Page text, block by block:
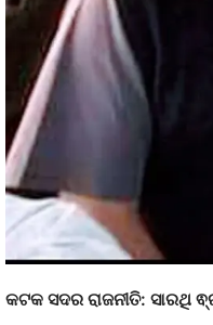
କଟକ ସଦର ରାଜନୀତି: ସାରଥି